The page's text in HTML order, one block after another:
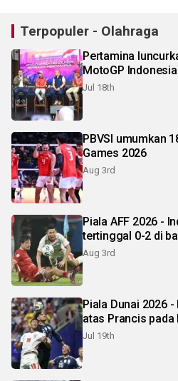
Terpopuler - Olahraga
Pertamina
MotoGP
Jul 18th
PBVSI umumkan
Games 2026
Aug 3rd
Piala AFF 2026 -
tertinggal 0-2 di
Aug 3rd
Piala Dunai 2026 - Inggris unggul telak 4-0
atas Prancis pada
Jul 19th